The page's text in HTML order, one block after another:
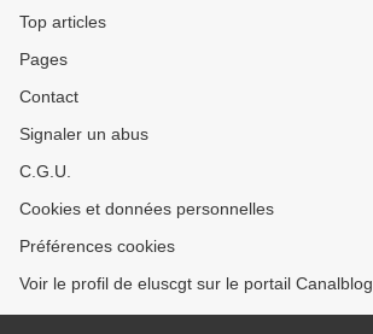
Top articles
Pages
Contact
Signaler un abus
C.G.U.
Cookies et données personnelles
Préférences cookies
Voir le profil de eluscgt sur le portail Canalblog